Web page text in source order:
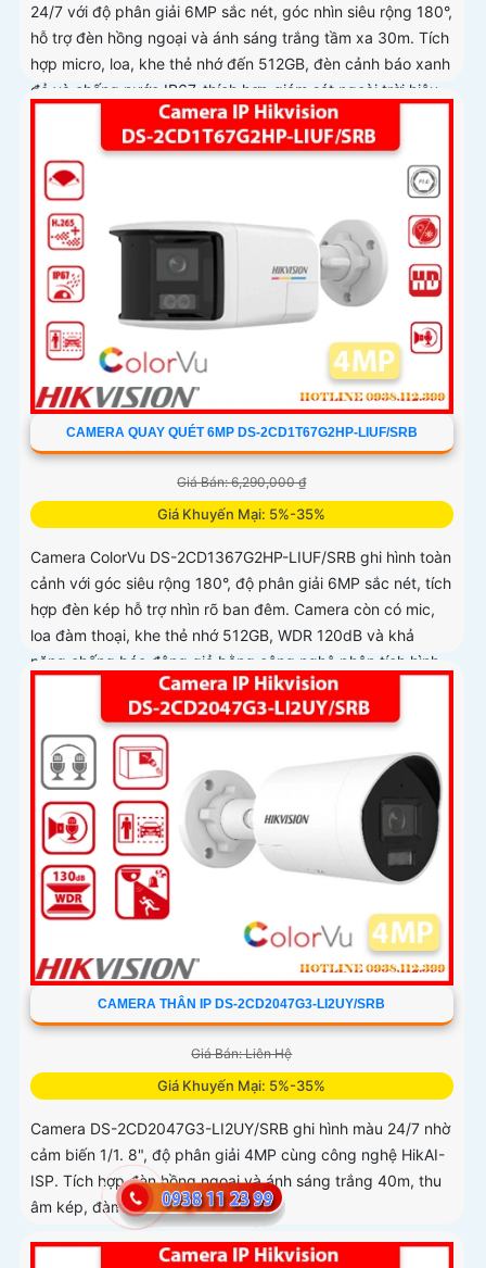
24/7 với độ phân giải 6MP sắc nét, góc nhìn siêu rộng 180°,
hỗ trợ đèn hồng ngoại và ánh sáng trắng tầm xa 30m. Tích
hợp micro, loa, khe thẻ nhớ đến 512GB, đèn cảnh báo xanh
đỏ và chống nước IP67, thích hợp giám sát ngoài trời hiệu
CAMERA QUAY QUÉT 6MP DS-2CD1T67G2HP-LIUF/SRB
Giá Bán: 6,290,000 ₫
Giá Khuyến Mại: 5%-35%
Camera ColorVu DS-2CD1367G2HP-LIUF/SRB ghi hình toàn
cảnh với góc siêu rộng 180°, độ phân giải 6MP sắc nét, tích
hợp đèn kép hỗ trợ nhìn rõ ban đêm. Camera còn có mic,
loa đàm thoại, khe thẻ nhớ 512GB, WDR 120dB và khả
năng chống báo động giả bằng công nghệ phân tích hình
CAMERA THÂN IP DS-2CD2047G3-LI2UY/SRB
Giá Bán: Liên Hệ
Giá Khuyến Mại: 5%-35%
Camera DS-2CD2047G3-LI2UY/SRB ghi hình màu 24/7 nhờ
cảm biến 1/1. 8", độ phân giải 4MP cùng công nghệ HikAI-
ISP. Tích hợp đèn hồng ngoại và ánh sáng trắng 40m, thu
âm kép, đàm...